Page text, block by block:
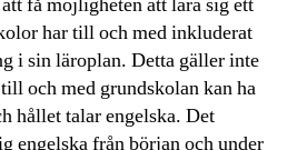
har till och med inkluderat
i sin läroplan. Detta gäller inte
och med grundskolan kan ha
hållet talar engelska. Det
engelska från början och under